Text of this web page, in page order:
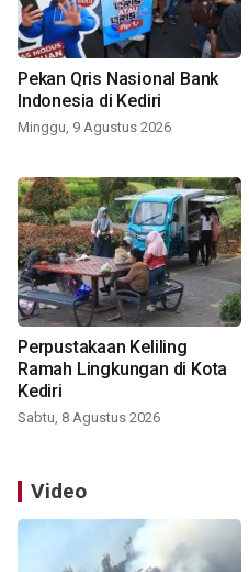
Pekan Qris Nasional Bank
Indonesia di Kediri
Minggu, 9 Agustus 2026
Perpustakaan Keliling
Ramah Lingkungan di Kota
Kediri
Sabtu, 8 Agustus 2026
Video